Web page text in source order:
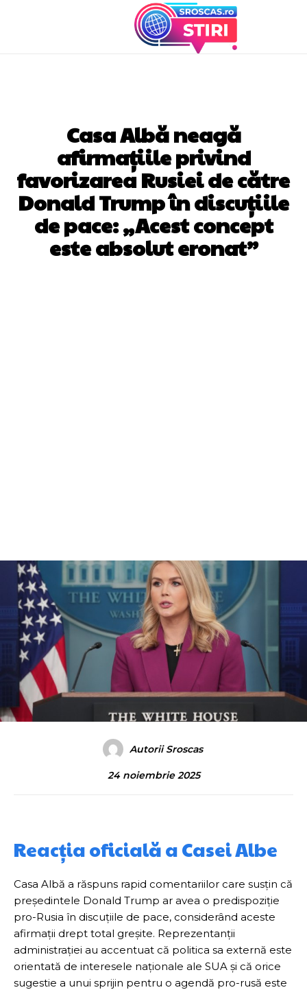
Casa Albă neagă
afirmațiile privind
favorizarea Rusiei de către
Donald Trump în discuțiile
de pace: „Acest concept
este absolut eronat”
Autorii Sroscas
24 noiembrie 2025
Reacția oficială a Casei Albe
Casa Albă a răspuns rapid comentariilor care susțin că
președintele Donald Trump ar avea o predispoziție
pro-Rusia în discuțiile de pace, considerând aceste
afirmații drept total greșite. Reprezentanții
administrației au accentuat că politica sa externă este
orientată de interesele naționale ale SUA și că orice
sugestie a unui sprijin pentru o agendă pro-rusă este